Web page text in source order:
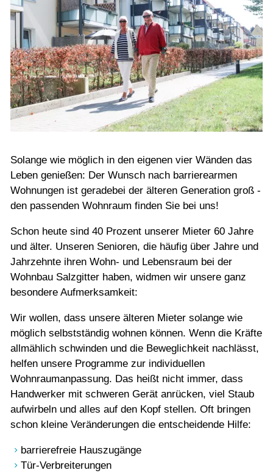
Solange wie möglich in den eigenen vier Wänden das
Leben genießen: Der Wunsch nach barrierearmen
Wohnungen ist geradebei der älteren Generation groß -
den passenden Wohnraum finden Sie bei uns!
Schon heute sind 40 Prozent unserer Mieter 60 Jahre
und älter. Unseren Senioren, die häufig über Jahre und
Jahrzehnte ihren Wohn- und Lebensraum bei der
Wohnbau Salzgitter haben, widmen wir unsere ganz
besondere Aufmerksamkeit:
Wir wollen, dass unsere älteren Mieter solange wie
möglich selbstständig wohnen können. Wenn die Kräfte
allmählich schwinden und die Beweglichkeit nachlässt,
helfen unsere Programme zur individuellen
Wohnraumanpassung. Das heißt nicht immer, dass
Handwerker mit schweren Gerät anrücken, viel Staub
aufwirbeln und alles auf den Kopf stellen. Oft bringen
schon kleine Veränderungen die entscheidende Hilfe:
barrierefreie Hauszugänge
Tür-Verbreiterungen